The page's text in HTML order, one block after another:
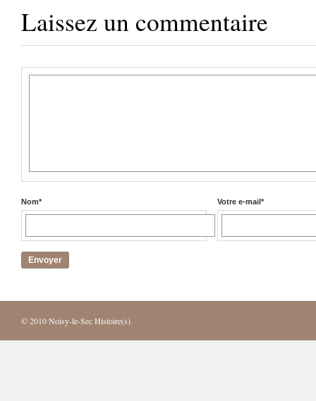
Laissez un commentaire
Nom* Votre e-mail*
© 2010Noisy-le-Sec Histoire(s).